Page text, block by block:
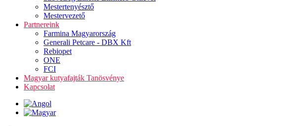
Mestertenyésztő
Mestervezető
Partnereink
Farmina Magyarország
Generali Petcare - DBX Kft
Rebiopet
ONE
FCI
Magyar kutyafajták Tanösvénye
Kapcsolat